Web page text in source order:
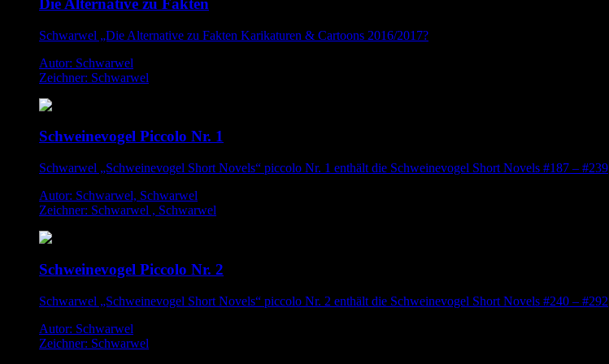
Die Alternative zu Fakten
Schwarwel „Die Alternative zu Fakten Karikaturen & Cartoons 2016/2017?
Autor: Schwarwel
Zeichner: Schwarwel
Schweinevogel Piccolo Nr. 1
Schwarwel „Schweinevogel Short Novels“ piccolo Nr. 1 enthält die Schweinevogel Short Novels #187 – #239
Autor: Schwarwel, Schwarwel
Zeichner: Schwarwel , Schwarwel
Schweinevogel Piccolo Nr. 2
Schwarwel „Schweinevogel Short Novels“ piccolo Nr. 2 enthält die Schweinevogel Short Novels #240 – #292
Autor: Schwarwel
Zeichner: Schwarwel